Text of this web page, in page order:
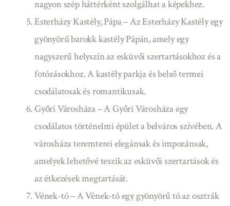
nagyon szép háttérként szolgálhat a képekhez.
Esterházy Kastély, Pápa – Az Esterházy Kastély egy
gyönyörű barokk kastély Pápán, amely egy
nagyszerű helyszín az esküvői szertartásokhoz és a
fotózásokhoz. A kastély parkja és belső termei
csodálatosak és romantikusak.
Győri Városháza – A Győri Városháza egy
csodálatos történelmi épület a belváros szívében. A
városháza teremterei elegánsak és impozánsak,
amelyek lehetővé teszik az esküvői szertartások és
az étkezések megtartását.
Vének-tó – A Vének-tó egy gyönyörű tó az osztrák